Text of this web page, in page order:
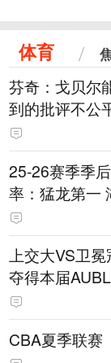
体育
芬奇：戈贝尔
到的批评不公
25-26赛季季
率：猛龙第一
上交大VS卫
夺得本届
CBA夏季联赛